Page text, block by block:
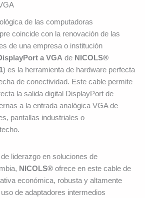
de las computadoras
coincide con la renovación de las
de una empresa o institución
a VGA de NICOLS®
) es la herramienta de hardware perfecta
de conectividad. Este cable permite
la salida digital DisplayPort de
a la entrada analógica VGA de
pantallas industriales o
liderazgo en soluciones de
NICOLS® ofrece en este cable de
económica, robusta y altamente
de adaptadores intermedios